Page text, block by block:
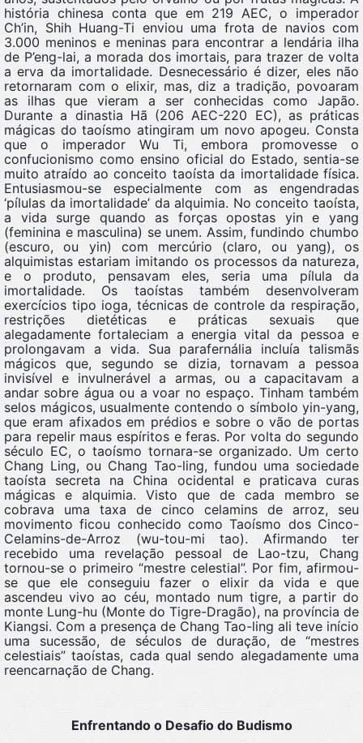
história chinesa conta que em 219 AEC, o imperador
Ch’in, Shih Huang-Ti enviou uma frota de navios com
3.000 meninos e meninas para encontrar a lendária ilha
de P’eng-lai, a morada dos imortais, para trazer de volta
a erva da imortalidade. Desnecessário é dizer, eles não
retornaram com o elixir, mas, diz a tradição, povoaram
as ilhas que vieram a ser conhecidas como Japão.
Durante a dinastia Hã (206 AEC-220 EC), as práticas
mágicas do taoísmo atingiram um novo apogeu. Consta
que o imperador Wu Ti, embora promovesse o
confucionismo como ensino oficial do Estado, sentia-se
muito atraído ao conceito taoísta da imortalidade física.
Entusiasmou-se especialmente com as engendradas
‘pílulas da imortalidade’ da alquimia. No conceito taoísta,
a vida surge quando as forças opostas yin e yang
(feminina e masculina) se unem. Assim, fundindo chumbo
(escuro, ou yin) com mercúrio (claro, ou yang), os
alquimistas estariam imitando os processos da natureza,
e o produto, pensavam eles, seria uma pílula da
imortalidade. Os taoístas também desenvolveram
exercícios tipo ioga, técnicas de controle da respiração,
restrições dietéticas e práticas sexuais que
alegadamente fortaleciam a energia vital da pessoa e
prolongavam a vida. Sua parafernália incluía talismãs
mágicos que, segundo se dizia, tornavam a pessoa
invisível e invulnerável a armas, ou a capacitavam a
andar sobre água ou a voar no espaço. Tinham também
selos mágicos, usualmente contendo o símbolo yin-yang,
que eram afixados em prédios e sobre o vão de portas
para repelir maus espíritos e feras. Por volta do segundo
século EC, o taoísmo tornara-se organizado. Um certo
Chang Ling, ou Chang Tao-ling, fundou uma sociedade
taoísta secreta na China ocidental e praticava curas
mágicas e alquimia. Visto que de cada membro se
cobrava uma taxa de cinco celamins de arroz, seu
movimento ficou conhecido como Taoísmo dos Cinco-
Celamins-de-Arroz (wu-tou-mi tao). Afirmando ter
recebido uma revelação pessoal de Lao-tzu, Chang
tornou-se o primeiro “mestre celestial”. Por fim, afirmou-
se que ele conseguiu fazer o elixir da vida e que
ascendeu vivo ao céu, montado num tigre, a partir do
monte Lung-hu (Monte do Tigre-Dragão), na província de
Kiangsi. Com a presença de Chang Tao-ling ali teve início
uma sucessão, de séculos de duração, de “mestres
celestiais” taoístas, cada qual sendo alegadamente uma
reencarnação de Chang.
Enfrentando o Desafio do Budismo